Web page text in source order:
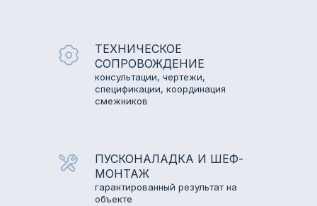
ПУСКОНАЛАДКА И ШЕФ-
МОНТАЖ
гарантированный результат на
объекте
ТЕХНИЧЕСКОЕ
СОПРОВОЖДЕНИЕ
консультации, чертежи,
спецификации, координация
смежников